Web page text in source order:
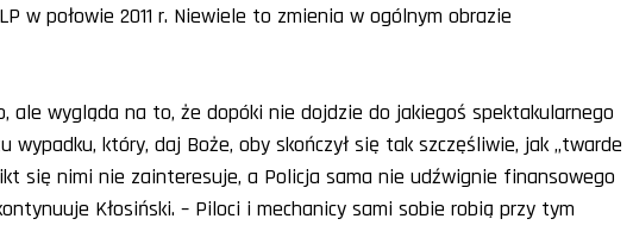
w połowie 2011 r. Niewiele to zmienia w ogólnym obrazie
ale wygląda na to, że dopóki nie dojdzie do jakiegoś spektakularnego
który, daj Boże, oby skończył się tak szczęśliwie, jak „twarde
się nimi nie zainteresuje, a Policja sama nie udźwignie finansowego
Kłosiński. – Piloci i mechanicy sami sobie robią przy tym